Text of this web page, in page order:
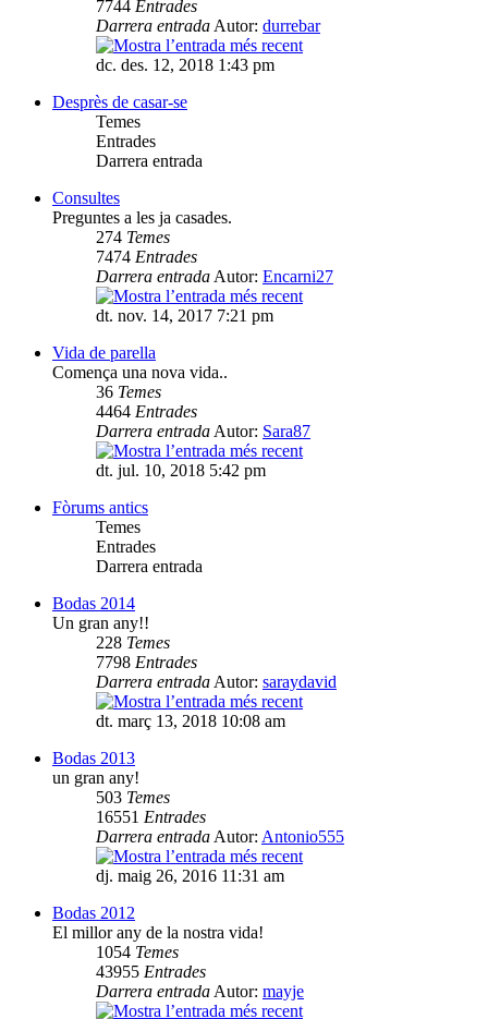
7744 Entrades
Darrera entrada Autor: durrebar
dc. des. 12, 2018 1:43 pm
Desprès de casar-se
Temes
Entrades
Darrera entrada
Consultes
Preguntes a les ja casades.
274 Temes
7474 Entrades
Darrera entrada Autor: Encarni27
dt. nov. 14, 2017 7:21 pm
Vida de parella
Comença una nova vida..
36 Temes
4464 Entrades
Darrera entrada Autor: Sara87
dt. jul. 10, 2018 5:42 pm
Fòrums antics
Temes
Entrades
Darrera entrada
Bodas 2014
Un gran any!!
228 Temes
7798 Entrades
Darrera entrada Autor: saraydavid
dt. març 13, 2018 10:08 am
Bodas 2013
un gran any!
503 Temes
16551 Entrades
Darrera entrada Autor: Antonio555
dj. maig 26, 2016 11:31 am
Bodas 2012
El millor any de la nostra vida!
1054 Temes
43955 Entrades
Darrera entrada Autor: mayje